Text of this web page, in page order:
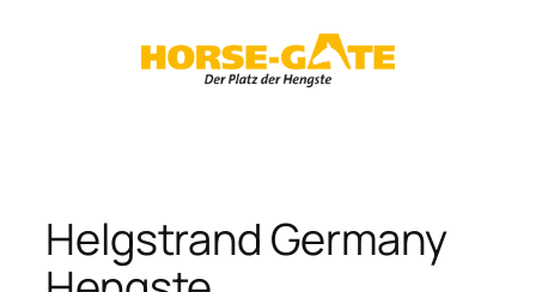
Helgstrand Germany